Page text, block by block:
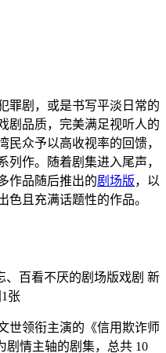
罪剧，或是书写平淡日常的
剧品质，完美满足视听人的
民众予以高收视率的回馈，
列作。随着剧集进入尾声，
作品随后推出的剧场版，以
色且充满话题性的作品。
世领衔主演的《信用欺诈师
剧情主轴的剧集，总共 10